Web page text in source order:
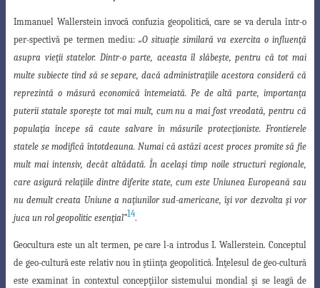
Immanuel Wallerstein invocă confuzia geopolitică, care se va derula într-o
per-spectivă pe termen mediu: „O situaţie similară va exercita o influenţă
asupra vieţii statelor. Dintr-o parte, aceasta îl slăbeşte, pentru că tot mai
multe subiecte tind să se separe, dacă administraţiile acestora consideră că
reprezintă o măsură economică întemeiată. Pe de altă parte, importanţa
puterii statale sporeşte tot mai mult, cum nu a mai fost vreodată, pentru că
populaţia începe să caute salvare în măsurile protecţioniste. Frontierele
statele se modifică întotdeauna. Numai că astăzi acest proces promite să fie
mult mai intensiv, decât altădată. În acelaşi timp noile structuri regionale,
care asigură relaţiile dintre diferite state, cum este Uniunea Europeană sau
nu demult creata Uniune a naţiunilor sud-americane, îşi vor dezvolta şi vor
juca un rol geopolitic esenţial”14.
Geocultura este un alt termen, pe care l-a introdus I. Wallerstein. Conceptul
de geo-cultură este relativ nou în ştiinţa geopolitică. Înţelesul de geo-cultură
este examinat în contextul concepţiilor sistemului mondial şi se leagă de